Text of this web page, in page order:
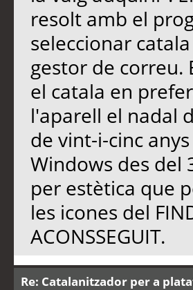
resolt amb el
seleccionar
gestor de correu.
el catala en
l'aparell el nadal
de vint-i-cinc
Windows des del
per estètica que
les icones del
ACONSSEGUIT.
Re: Catalanitzador per a